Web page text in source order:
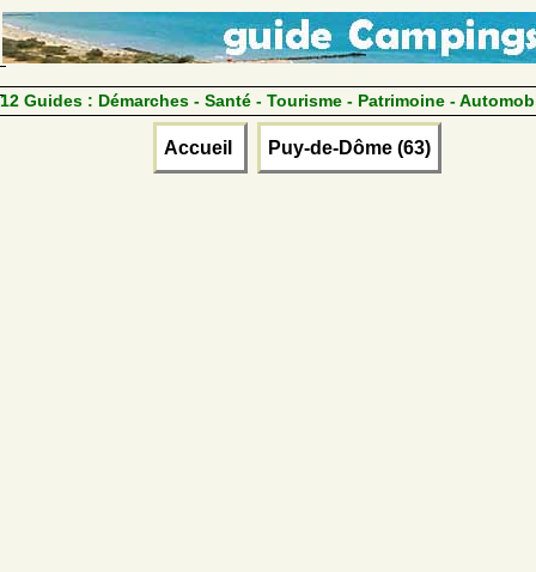
12 Guides : Démarches - Santé - Tourisme - Patrimoine -
Accueil Puy-de-Dôme (63)